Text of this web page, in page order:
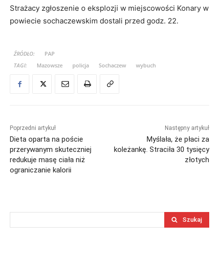
Strażacy zgłoszenie o eksplozji w miejscowości Konary w
powiecie sochaczewskim dostali przed godz. 22.
ŹRÓDŁO:
PAP
TAGI:
Mazowsze policja Sochaczew wybuch
Poprzedni artykuł
Dieta oparta na poście
przerywanym skuteczniej
redukuje masę ciała niż
ograniczanie kalorii
Następny artykuł
Myślała, że płaci za
koleżankę. Straciła 30 tysięcy
złotych
Szukaj